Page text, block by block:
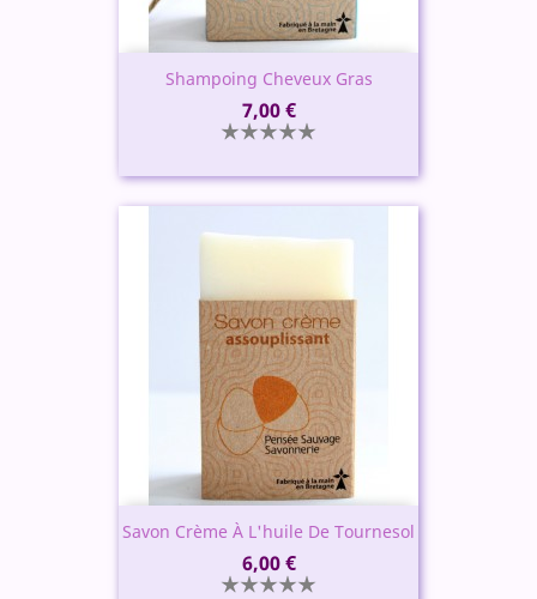
Shampoing Cheveux Gras
Prix
7,00 €
Savon Crème À L'huile De Tournesol
Prix
6,00 €